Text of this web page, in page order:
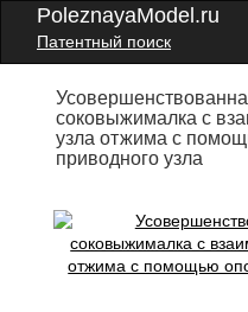
PoleznayaModel.ru
Патентный поиск
соковыжималка с
узла отжима с
приводного узла